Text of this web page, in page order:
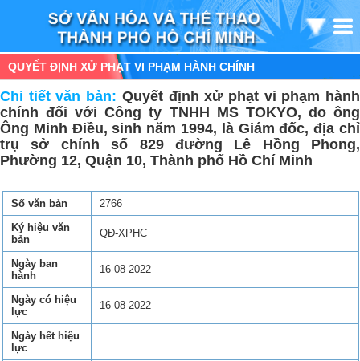
QUYẾT ĐỊNH XỬ PHẠT VI PHẠM HÀNH CHÍNH
Chi tiết văn bản: Quyết định xử phạt vi phạm hành
chính đối với Công ty TNHH MS TOKYO, do ông
Ông Minh Điều, sinh năm 1994, là Giám đốc, địa chỉ
trụ sở chính số 829 đường Lê Hồng Phong,
Phường 12, Quận 10, Thành phố Hồ Chí Minh
Số văn bản
2766
Ký hiệu văn
bản
QĐ-XPHC
Ngày ban
hành
16-08-2022
Ngày có hiệu
lực
16-08-2022
Ngày hết hiệu
lực